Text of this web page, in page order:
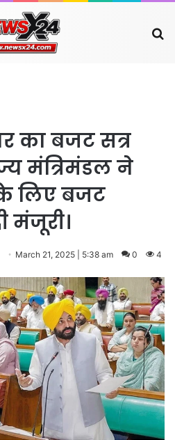
का बजट सत्र
मंत्रिमंडल ने
लिए बजट
मंजूरी।
March 21, 2025 | 5:38 am 0 4